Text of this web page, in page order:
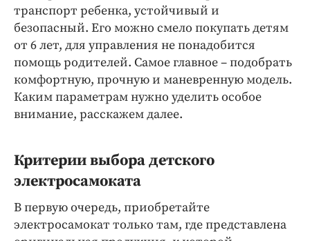
Спорт
Экономика и бизнес
ПРОЕКТЫ
Блоги
Издания
Медиаперсона
Клиника года
Бренд года
Работодатель года
транспорт ребенка, устойчивый и
безопасный. Его можно смело покупать детям
от 6 лет, для управления не понадобится
помощь родителей. Самое главное – подобрать
комфортную, прочную и маневренную модель.
Каким параметрам нужно уделить особое
внимание, расскажем далее.
Критерии выбора детского
электросамоката
В первую очередь, приобретайте
электросамокат только там, где представлена